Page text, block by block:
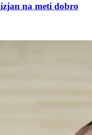
na meti dobro